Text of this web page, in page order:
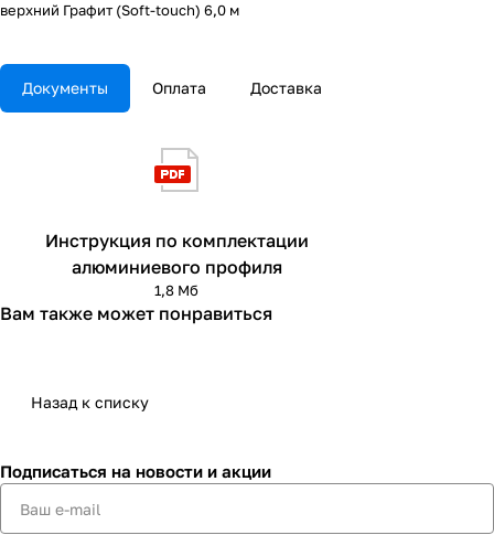
верхний Графит (Soft-touch) 6,0 м
Документы Оплата Доставка
Инструкция по комплектации
алюминиевого профиля
1,8 Мб
Вам также может понравиться
Назад к списку
Подписаться на новости и акции